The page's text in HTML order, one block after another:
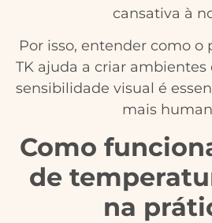
cansativa à
Por isso, entender como o
TK ajuda a criar ambientes
sensibilidade visual é
mais
Como
de
na